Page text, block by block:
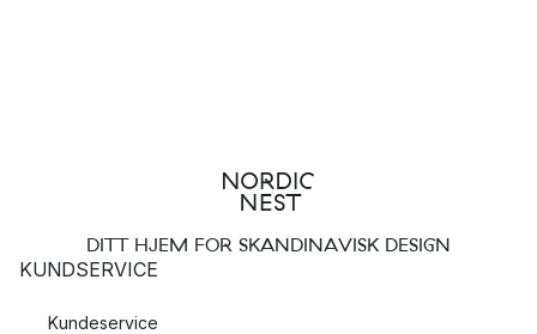
DITT HJEM FOR SKANDINAVISK DESIGN
KUNDSERVICE
Kundeservice